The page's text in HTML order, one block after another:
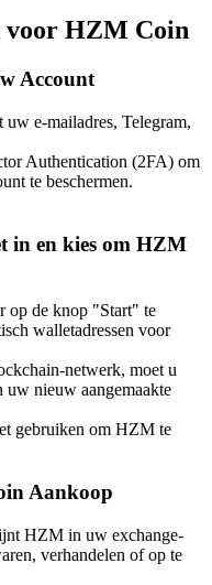
belangen
van passief inkomen
voor HZM Coin
Account
e-mailadres, Telegram,
Authentication (2FA) om
te beschermen.
in en kies om HZM
op de knop "Start" te
walletadressen voor
netwerk, moet u
uw nieuw aangemaakte
gebruiken om HZM te
Aankoop
HZM in uw exchange-
verhandelen of op te